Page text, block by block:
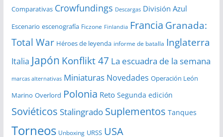
Comparativas Crowfundings Descargas División Azul
Escenario escenografía Ficzone Finlandia Francia Granada:
Total War Héroes de leyenda informe de batalla Inglaterra
Italia Japón Konflikt 47 La escuadra de la semana
marcas alternativas Miniaturas Novedades Operación León
Marino Overlord Polonia Reto Segunda edición
Soviéticos Stalingrado Suplementos Tanques
Torneos Unboxing URSS USA